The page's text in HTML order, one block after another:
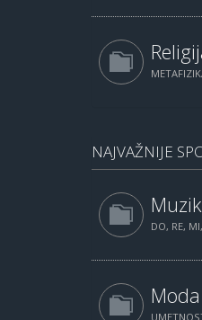
NAJVAŽNIJE
DO, RE,
Moda